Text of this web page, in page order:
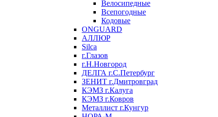
Велосипедные
Всепогодные
Кодовые
ONGUARD
АЛЛЮР
Silca
г.Глазов
г.Н.Новгород
ДЕЛГА г.С.Петербург
ЗЕНИТ г.Дмитровград
КЭМЗ г.Калуга
КЭМЗ г.Ковров
Металлист г.Кунгур